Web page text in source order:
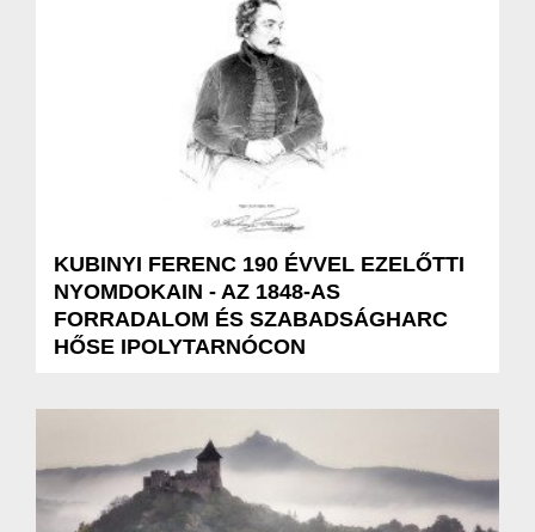
KUBINYI FERENC 190 ÉVVEL EZELŐTTI
NYOMDOKAIN - AZ 1848-AS
FORRADALOM ÉS SZABADSÁGHARC
HŐSE IPOLYTARNÓCON